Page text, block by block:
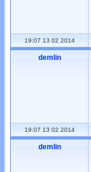
19:07 13 02 2014
demlin
19:07 13 02 2014
demlin